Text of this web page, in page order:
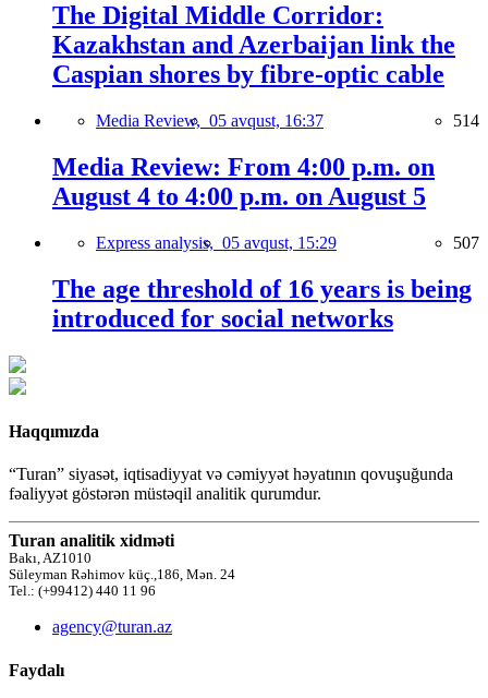
The Digital Middle Corridor:
Kazakhstan and Azerbaijan link the
Caspian shores by fibre-optic cable
Media Review, 05 avqust, 16:37 514
Media Review: From 4:00 p.m. on
August 4 to 4:00 p.m. on August 5
Express analysis, 05 avqust, 15:29 507
The age threshold of 16 years is being
introduced for social networks
Haqqımızda
“Turan” siyasət, iqtisadiyyat və cəmiyyət həyatının qovuşuğunda
fəaliyyət göstərən müstəqil analitik qurumdur.
Turan analitik xidməti
Bakı, AZ1010
Süleyman Rəhimov küç.,186, Mən. 24
Tel.: (+99412) 440 11 96
agency@turan.az
Faydalı